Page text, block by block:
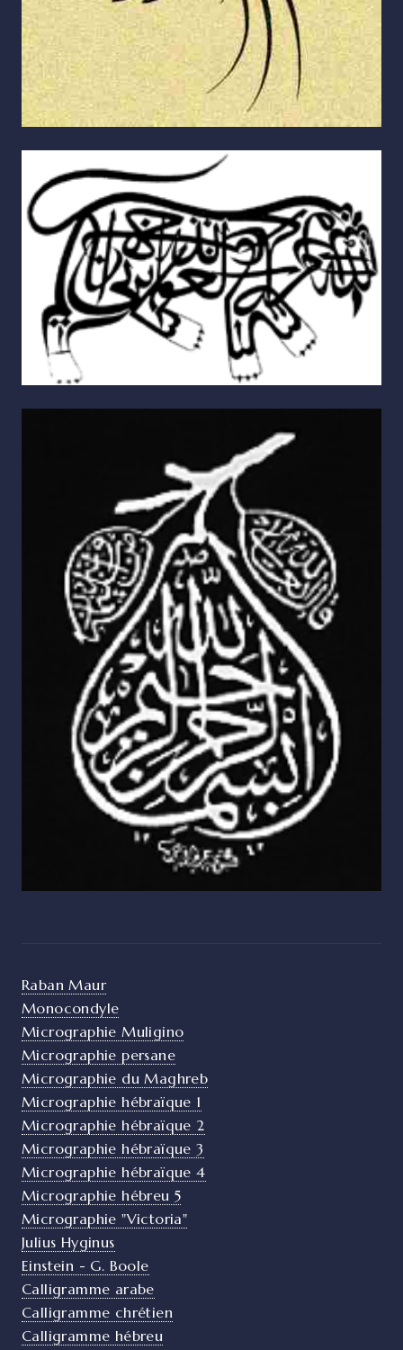
Raban Maur
Monocondyle
Micrographie Muligino
Micrographie persane
Micrographie du Maghreb
Micrographie hébraïque 1
Micrographie hébraïque 2
Micrographie hébraïque 3
Micrographie hébraïque 4
Micrographie hébreu 5
Micrographie "Victoria"
Julius Hyginus
Einstein - G. Boole
Calligramme arabe
Calligramme chrétien
Calligramme hébreu